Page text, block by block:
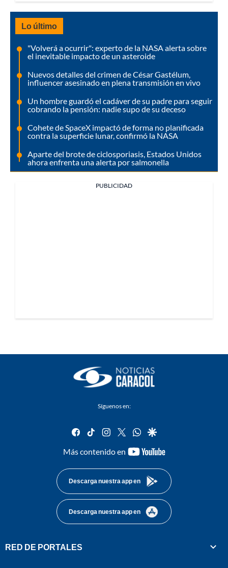
Lo último
"Volverá a ocurrir": experto de la NASA alerta sobre
el inevitable impacto de un asteroide
Nuevos detalles del crimen de César Gastélum,
influencer asesinado en plena transmisión en vivo
Un hombre guardó el cadáver de su padre para seguir
cobrando la pensión: nadie supo de su deceso
Cohete de SpaceX impactó de forma no planificada
contra la superficie lunar, confirmó la NASA
Aparte del brote de ciclosporiasis, Estados Unidos
ahora enfrenta una alerta por salmonella
PUBLICIDAD
Síguenos en:
facebook
tiktok instagram
twitterwhatsapp
google
Más contenido en
youtube-
Descarga nuestra app en
Descarga nuestra app en
RED DE PORTALES